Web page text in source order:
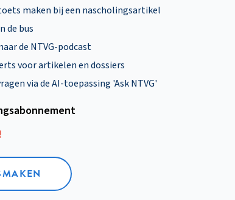
maken bij een nascholingsartikel
de bus
de NTVG-podcast
voor artikelen en dossiers
via de AI-toepassing 'Ask NTVG'